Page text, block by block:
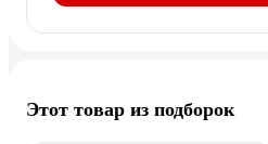
Этот товар из подборок